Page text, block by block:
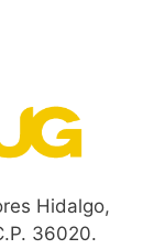
Hidalgo,
36020.